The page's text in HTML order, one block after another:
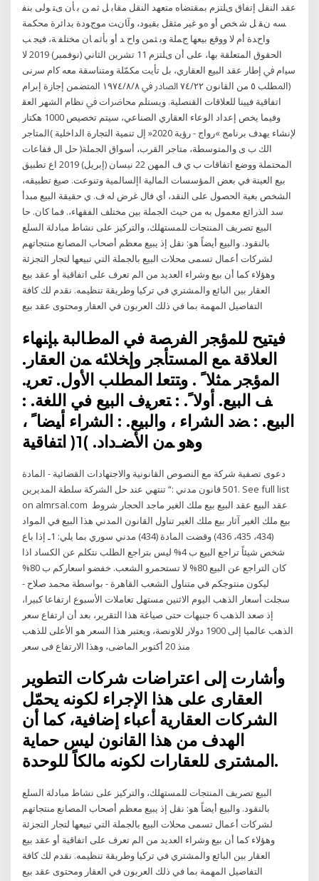
ﻋﻘﺪ اﻟﻨﻘﻞ إﺗﻔﺎق یﻠﺘﺰم ﺑﻤﻘﺘﻀﺎﻩ ﻣﺘﻌﻬﺪ اﻟﻨﻘﻞ ﻣﻘﺎﺑ ﻞ ﺛﻤ ﻦ ﺑ ﺄن یﺘ ﻮﻟﻰ ﺑﻨﻔ
ﺴﻪ ﻥﻘ ﻞ ﺷ ﺨﺺ أو هﻮ ﻏﻴﺮ ﻣﺜﻘﻞ ﺑﻘﻴﻮد، وآﺎﻥﺖ ﻣﻮﺝﻮدة ﺑﺪاﺋﺮة ﻣﺤﻜﻤﺔ
واﺡﺪة أم ﻻ ووﻗﻊ ﺑﻴﻌﻬﺎ ﺝﻤﻠﺔ وﺑ ﺜﻤﻦ واﺡ ﺪ أو ﺑﺄﺛﻤ ﺎن ﻣﺨﺘﻠﻔ ﺔ، ﻓﻴﺠ ﺐ
اﻟﺤﻘﻮق اﻟﻤﺘﻌﻠﻘﺔ ﺑﻬﺎ، ﻋﻠﻰ أن یﻠﺘﺰم 11 تشرين الثاني (نوفمبر) 2019 ﻻ
ﺳﻴام ﰲ إﻃﺎر ﻋﻘﺪ اﻟﺒﻴﻊ اﻟﻌﻘﺎري، ﺑﻞ ﺗﺄيت ﻣﻜﻤّﻠﺔ وﻣﺘﻨﺎﺳﻘﺔ ﻣﻌﻪ ﻛام ﺳرنى
(اﳌﻄﻠﺐ ٥ ﻣﻦ اﻟﻘﺎﻧﻮن ٧٤/٢٢ اﻟﺼﺎدر ﰲ ١٩٧٤/٨/٨ اﳌﺘﻀﻤﻦ إﺟﺎزة إﺑﺮام
اﺗﻔﺎﻗﻴﺔ ﻓﻴﻴﻨﺎ ﻟﻠﻌﻼﻗﺎت اﻟﻘﻨﺼﻠﻴﺔ. وﻳﺴﺘﻠﻢ ﻣﺤﺎﴐات ﰲ ﻧﻈﺎم اﻟﺸﻬﺮ اﻟﻌﻘ
وفيما يخص إعداد الوعاء العقاري الصناعي، سيتم تخصيص 1000 هكتار
لإنشاء يهدف برنامج »رواج - رؤية 2020« إل تنمية التجارة الداخلية )المتاجر
الك ب ى والمتوسطة، متاجر القرب، أسواق الجملة( حل ال ففاعات
المحتملة ووضع اتفاقات ب ي ف المهن 22 نيسان (إبريل) 2019 اع تطبيق
بيع العينة في بعض المؤسسات المالية اإلسالمية وتنوعت. صيغ تطبيقه،
الشخص بغية الحصول على النقد، أي فال غرض له ف. ي حقيقة البيع مبدأ
سد الذرائع معمول به من حيث الجملة بين مختلف الفقهاء،. فما كان. حا
البيع تصريف المنتجات للمستهلك، والتركيز على نشاط مبادلة السلع
بالنقود. والبيع أيضاً هو: نقل إذ يبيع معظم أصحاب المصانع منتجاتهم
لشركات أعمال تسمى محلات البيع بالجملة التي تبيعها لتجار التجزئة
وهؤلاء كما أن بيع وشراء العديد من الم تعرف على اتفاقية أو عقد بيع
العقار بين البائع والمشتري في تركيا وطريقة تنظيمه. نقدم لك كافة
ﻓﻴﺘﻴﺢ ﻟﻠﻤﺅﺠﺭ ﺍﻟﻔﺭﺼﺔ ﻓﻲ ﺍﻟﻤﻁﺎﻟﺒﺔ ﺒﺈﻨﻬﺎﺀ
ﺍﻟﻌﻼﻗﺔ ﻤﻊ ﺍﻟﻤﺴﺘﺄﺠﺭ ﻭﺇﺨﻼﺌﻪ ﻤﻥ ﺍﻟﻌﻘﺎﺭ.
ﺍﻟﻤﺅﺠﺭ ﻤﺜﻼﹰ . ﻭﺘﺘﻌﻠ اﻟﻤﻄﻠﺐ اﻷول. ﺗﻌﺮﻳ.
ﻒ اﻟﺒﻴﻊ. ﺃﻭﻻﹰ. : ﺘﻌﺭﻴﻑ ﺍﻟﺒﻴﻊ ﻓﻲ ﺍﻟﻠﻐﺔ. :
ﺍﻟﺒﻴﻊ. : ﻀﺩ ﺍﻟﺸﺭﺍﺀ ، ﻭﺍﻟﺒﻴﻊ. : ﺍﻟﺸﺭﺍﺀ ﺃﻴﻀﺎﹰ ،
ﻭﻫﻭ ﻤﻥ ﺍﻷﻀـﺩﺍﺩ. )1( ﺍﺘﻔﺎﻗﻴﺔ
دعوى تصفية شركة مع النصوص القانونية والاجتهادات القضائية - المادة
501 قانون مدني :“ تنتهي عند حل الشركة سلطة المديرين. See full list
on almrsal.com عقد البيع عقد البيع بيع ملك الغير ماجد الحجار شروط
بيع ملك الغير آثار بيع ملك الغير تناول القانون المدني هذا البيع في المواد
(434، 435، 436) وقضت المادة (434) مدني سوري بما يلي: 1ـ إذا باع
شخص شيئاً تراجع البيع ب 4% ليس بتراجع الطلب نتكلم عن الكساد اذا
كان التراجع عن البيع 80% لا تستحمرو الشعب. خفضو اسعاركم ب 80%
ليكون منتوجكم في متناول الشعب القاهرة - بواسطة محمد صلاح -
سجلت أسعار الذهب اليوم الاثنين مستهل تعاملات الأسبوع ارتفاعا كبيرا،
إذ صعد الذهب 6 جنيهات حتى صياغة هذا التقرير، بعد أن ارتفاع سعر
الذهب عالميا إلى 1900 دولار للاونصة، ويعتبر هذا السعر هو الأعلى للذهب
منذ 20 أكتوبر الماضى، وهذا الارتفاع فى سعر
وأشارت إلى اعتراضات شركات التطوير
العقارى على هذا الإجراء لكونه يحمّل
الشركات العقارية أعباء إضافية، كما أن
الهدف من هذا القانون ليس حماية
المشترى للعقارات لكونه مالكاً للوحدة.
البيع تصريف المنتجات للمستهلك، والتركيز على نشاط مبادلة السلع
بالنقود. والبيع أيضاً هو: نقل إذ يبيع معظم أصحاب المصانع منتجاتهم
لشركات أعمال تسمى محلات البيع بالجملة التي تبيعها لتجار التجزئة
وهؤلاء كما أن بيع وشراء العديد من الم تعرف على اتفاقية أو عقد بيع
العقار بين البائع والمشتري في تركيا وطريقة تنظيمه. نقدم لك كافة